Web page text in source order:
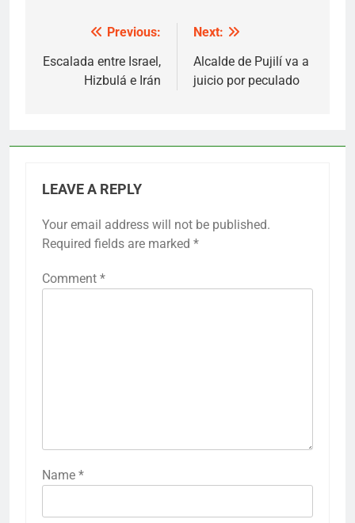
navigation
Previous:
Escalada entre Israel,
Hizbulá e Irán
Next:
Alcalde de Pujilí va a
juicio por peculado
LEAVE A REPLY
Your email address will not be published.
Required fields are marked *
Comment *
Name *